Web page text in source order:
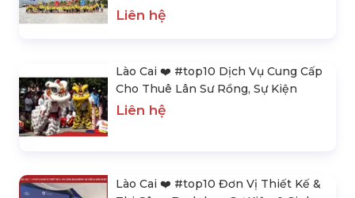
Liên hệ
Lào Cai ❤️️ #top10 Dịch Vụ Cung Cấp
Cho Thuê Lân Sư Rồng, Sự Kiện
Liên hệ
Lào Cai ❤️️ #top10 Đơn Vị Thiết Kế &